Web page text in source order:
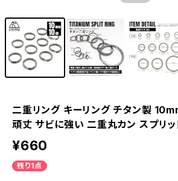
二重リング キーリング チタン製
頑丈 サビに強い 二重丸カン スプリッ
¥660
残り1点